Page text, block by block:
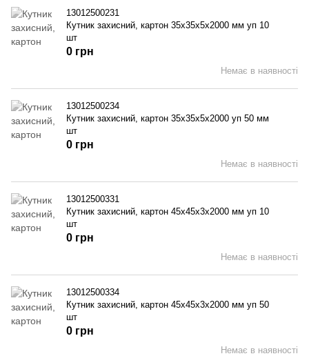
13012500231
Кутник захисний, картон 35x35x5x2000 мм уп 10
шт
Немає в наявності
0 грн
13012500234
Кутник захисний, картон 35x35x5x2000 уп 50 мм
шт
Немає в наявності
0 грн
13012500331
Кутник захисний, картон 45x45x3x2000 мм уп 10
шт
Немає в наявності
0 грн
13012500334
Кутник захисний, картон 45x45x3x2000 мм уп 50
шт
Немає в наявності
0 грн